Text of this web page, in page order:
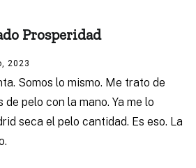
Prosperidad
2023
Somos lo mismo. Me trato de
pelo con la mano. Ya me lo
seca el pelo cantidad. Es eso. La